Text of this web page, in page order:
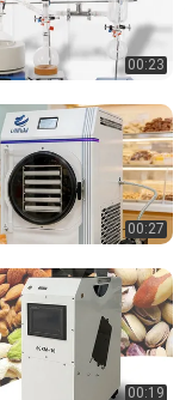
00:23
00:27
00:19